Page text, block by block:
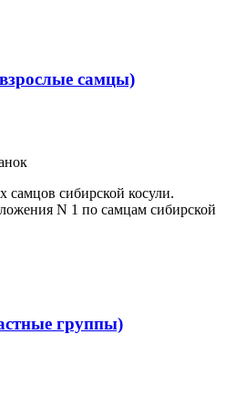
самцы)
самцов сибирской косули.
N 1 по самцам сибирской
группы)